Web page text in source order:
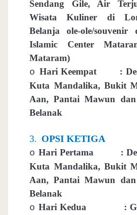
Sendang Gile, Air
Wisata Kuliner di
Belanja ole-ole/
Islamic Center
Mataram)
o Hari Keempat
:
Kuta Mandalika, Bukit
Aan, Pantai Mawun
Belanak
3. OPSI KETIGA
o Hari Pertama
:
Kuta Mandalika, Bukit
Aan, Pantai Mawun
Belanak
o Hari Kedua
: